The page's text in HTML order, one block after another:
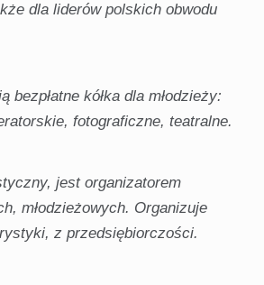
dla liderów polskich obwodu
bezpłatne kółka dla młodzieży:
fotograficzne, teatralne.
jest organizatorem
młodzieżowych. Organizuje
z przedsiębiorczości.